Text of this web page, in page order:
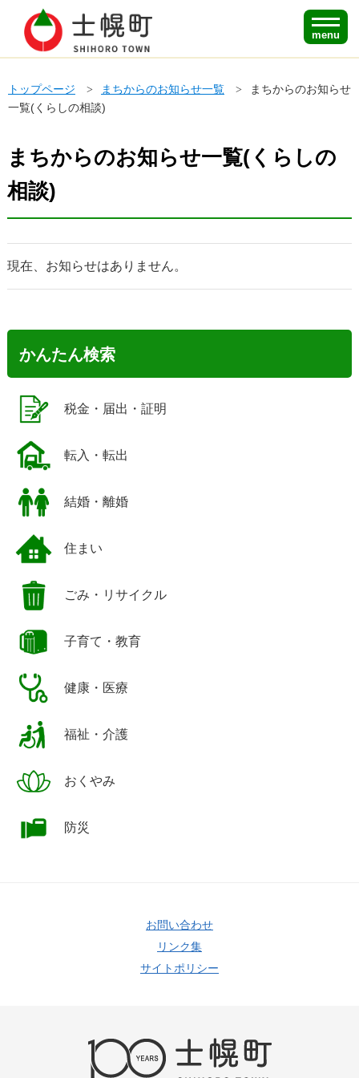
menu
トップページ まちからのお知らせ一覧
まちからのお知らせ
一覧(くらしの相談)
まちからのお知らせ一覧(くらしの
相談)
現在、お知らせはありません。
かんたん検索
税金・届出・証明
転入・転出
結婚・離婚
住まい
ごみ・リサイクル
子育て・教育
健康・医療
福祉・介護
おくやみ
防災
お問い合わせ
リンク集
サイトポリシー